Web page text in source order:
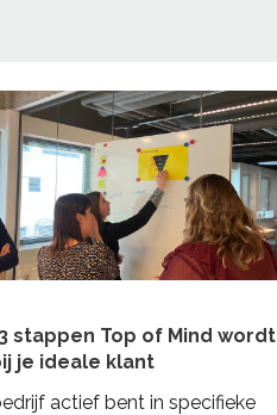
stappen Top of Mind wordt
je ideale klant
actief bent in specifieke